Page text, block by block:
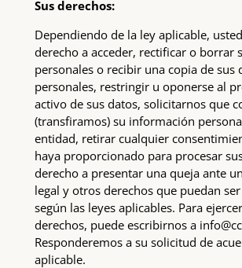
Sus derechos:
Dependiendo de la ley aplicable,
derecho a acceder, rectificar o borrar
personales o recibir una copia de sus
personales, restringir u oponerse al
activo de sus datos, solicitarnos que
(transfiramos) su información
entidad, retirar cualquier
haya proporcionado para procesar
derecho a presentar una queja ante
legal y otros derechos que puedan
según las leyes aplicables. Para
derechos, puede escribirnos a
Responderemos a su solicitud de
aplicable.